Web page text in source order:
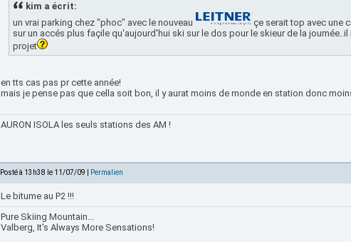
kim a écrit:
un vrai parking chez "phoc" avec le nouveau
çe serait top avec une
sur un accés plus façile qu'aujourd'hui ski sur le dos pour le skieur de la journée..il
projet
en tts cas pas pr cette année!
mais je pense pas que cella soit bon, il y aurat moins de monde en station donc
AURON ISOLA les seuls stations des AM !
Posté à 13h38 le 11/07/09 | Permalien
Le bitume au P2 !!!
Pure Skiing Mountain...
Valberg, It's Always More Sensations!